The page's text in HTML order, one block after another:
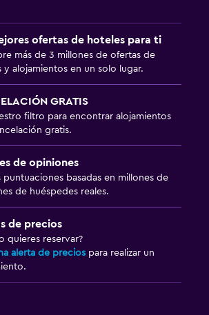
ofertas de hoteles para ti
más de 3 millones de ofertas de
y alojamientos en un solo lugar.
GRATIS
filtro para encontrar alojamientos
gratis.
de opiniones
puntuaciones basadas en millones de
de huéspedes reales.
de precios
quieres reservar?
alerta de precios para realizar un